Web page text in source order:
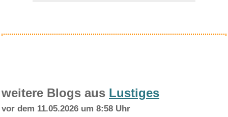
weitere Blogs aus Lustiges
vor dem 11.05.2026 um 8:58 Uhr